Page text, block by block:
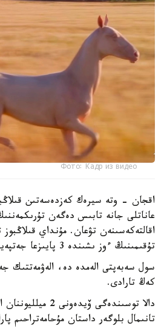
Фото: Кадр из видео
اقجان - وتە سيرەك كەزدەسەتىن
عاناتلى جانە تابىس دەگەن
اقالتەكەسىنەن تۋعان. مۇنداي
تۇقىمىنىڭ ءوز ىشىندە 3 پايىزعا جەتپەيدى.
سول سەبەپتى الەمدە دە، الەۋمەتتىك
كەڭ تارادى.
دالا توسىندەگى
تانىمال بلوگەر داستان مۇحامەتراحىم